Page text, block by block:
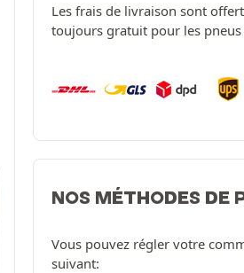
Les frais de livraison sont
toujours gratuit pour les
NOS MÉTHODES DE
Vous pouvez régler votre
suivant: